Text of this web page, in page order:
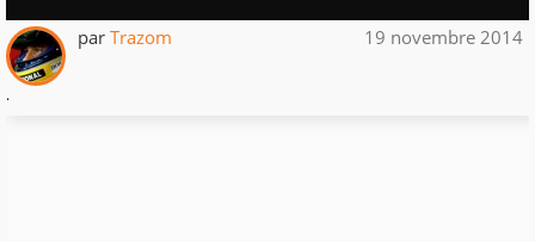
par Trazom 19 novembre 2014
.